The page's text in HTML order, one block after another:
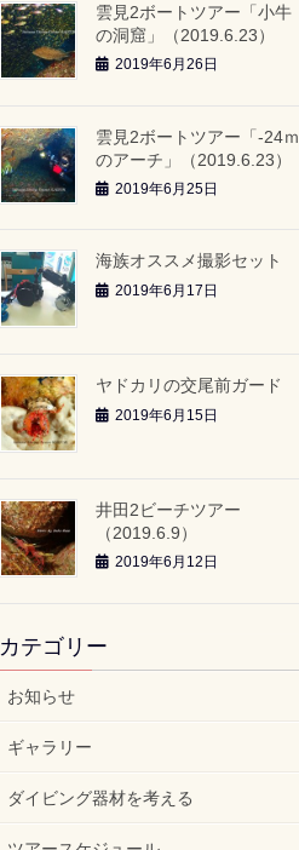
雲見2ボートツアー「小牛
の洞窟」（2019.6.23）
2019年6月26日
雲見2ボートツアー「-24ｍ
のアーチ」（2019.6.23）
2019年6月25日
海族オススメ撮影セット
2019年6月17日
ヤドカリの交尾前ガード
2019年6月15日
井田2ビーチツアー
（2019.6.9）
2019年6月12日
カテゴリー
お知らせ
ギャラリー
ダイビング器材を考える